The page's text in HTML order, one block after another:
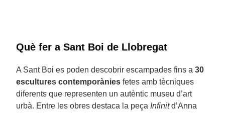
Què fer a Sant Boi de Llobregat
A Sant Boi es poden descobrir escampades fins a 30
escultures contemporànies fetes amb tècniques
diferents que representen un autèntic museu d’art
urbà. Entre les obres destaca la peça Infinitd’Anna